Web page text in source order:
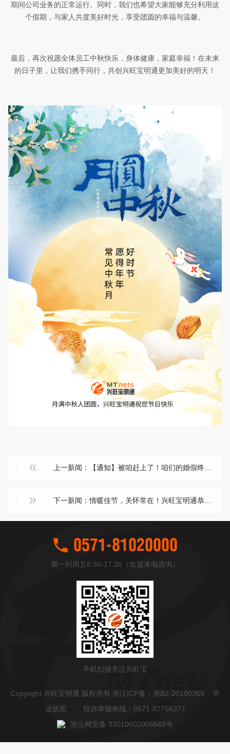
期间公司业务的正常运行。同时，我们也希望大家能够充分利用这
个假期，与家人共度美好时光，享受团圆的幸福与温馨。
最后，再次祝愿全体员工中秋快乐，身体健康，家庭幸福！在未来
的日子里，让我们携手同行，共创兴旺宝明通更加美好的明天！
上一新闻：【通知】被咱赶上了！咱们的婚假终于延长啦！
下一新闻：情暖佳节，关怀常在！兴旺宝明通恭祝全体员工：端午安康！
0571-81020000
周一到周五8:30-17:30（欢迎来电咨询）
手机扫描关注兴旺宝
Copyright 兴旺宝明通 版权所有 浙江ICP备： 浙B2-20100369
营
业执照 投诉举报热线：0571-87756377
浙公网安备 33010602005669号